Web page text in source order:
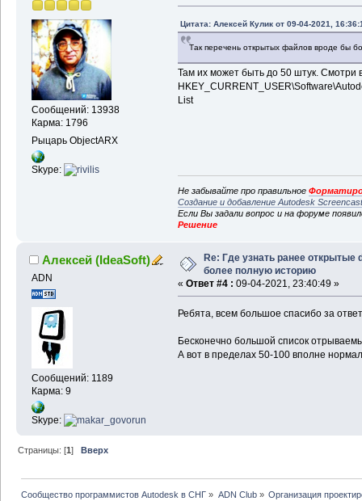
Сообщений: 13938
Карма: 1796
Рыцарь ObjectARX
Skype:
Цитата: Алексей Кулик от 09-04-2021,
Так перечень открытых файлов вроде бы
Там их может быть до 50 штук. Смотри
List
Не забывайте про правильное
Создание и добавление Autodesk
Если Вы задали вопрос и на форуме
Решение
Алексей (IdeaSoft)
ADN
Сообщений: 1189
Карма: 9
Skype:
Re: Где узнать ранее открытые
более полную историю
« Ответ #4 : 09-04-2021, 23:40:49 »
Ребята, всем большое спасибо за
Бесконечно большой список
А вот в пределах 50-100 вполне
Страницы: [1]Вверх
Сообщество программистов Autodesk в СНГ » ADN Club» Организация